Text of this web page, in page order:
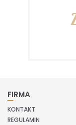
FIRMA
KONTAKT
REGULAMIN